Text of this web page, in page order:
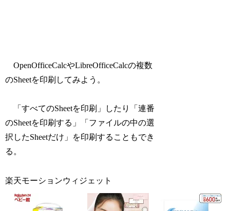
OpenOfficeCalcやLibreOfficeCalcの複数
のSheetを印刷してみよう。
「すべてのSheetを印刷」したり「連番
のSheetを印刷する」「ファイルの中の選
択したSheetだけ」を印刷することもでき
る。
楽天モーションウィジェット